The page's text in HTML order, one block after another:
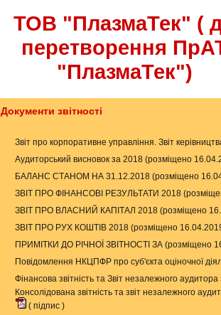
ТОВ "ПлазмаТек" (
перетворення
"ПлазмаТек")
Документи звітності
Звіт про корпоративне управління. Звіт
Аудиторський висновок за 2018 (розміщено
БАЛАНС СТАНОМ НА 31.12.2018 (розміщено
ЗВІТ ПРО ФІНАНСОВІ РЕЗУЛЬТАТИ 2018
ЗВІТ ПРО ВЛАСНИЙ КАПІТАЛ 2018 (розміщено
ЗВІТ ПРО РУХ КОШТІВ 2018 (розміщено
ПРИМІТКИ ДО РІЧНОЇ ЗВІТНОСТІ ЗА (розміщено
Повідомлення НКЦПФР про суб'єкта оціночної
Фінансова звітність та Звіт незалежного
Консолідована звітність та звіт незалежного
( підпис )